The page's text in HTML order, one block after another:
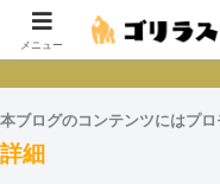
本とか映
本ブログのコンテンツにはプ
詳細
メニュー